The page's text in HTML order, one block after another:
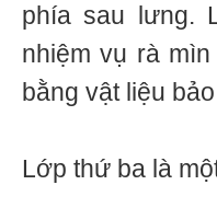
phía sau lưng.
nhiệm vụ rà
bằng vật liệu
Lớp thứ ba là